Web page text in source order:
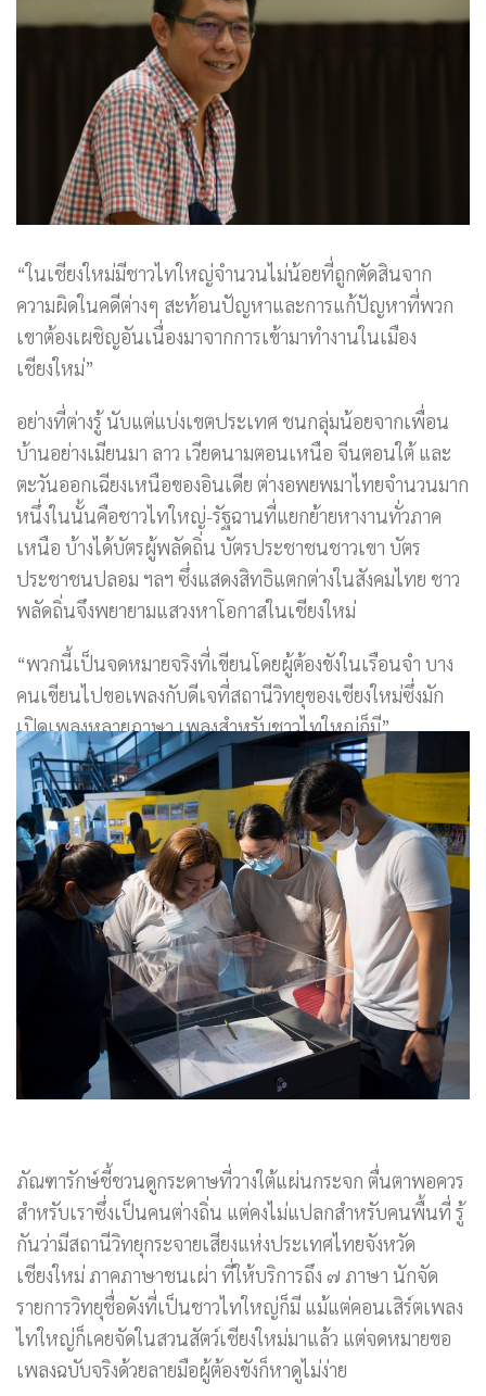
“ในเชียงใหม่มีชาวไทใหญ่จำนวนไม่น้อยที่ถูกตัดสินจาก
ความผิดในคดีต่างๆ สะท้อนปัญหาและการแก้ปัญหาที่พวก
เขาต้องเผชิญอันเนื่องมาจากการเข้ามาทำงานในเมือง
เชียงใหม่”
อย่างที่ต่างรู้ นับแต่แบ่งเขตประเทศ ชนกลุ่มน้อยจากเพื่อน
บ้านอย่างเมียนมา ลาว เวียดนามตอนเหนือ จีนตอนใต้ และ
ตะวันออกเฉียงเหนือของอินเดีย ต่างอพยพมาไทยจำนวนมาก
หนึ่งในนั้นคือชาวไทใหญ่-รัฐฉานที่แยกย้ายหางานทั่วภาค
เหนือ บ้างได้บัตรผู้พลัดถิ่น บัตรประชาชนชาวเขา บัตร
ประชาชนปลอม ฯลฯ ซึ่งแสดงสิทธิแตกต่างในสังคมไทย ชาว
พลัดถิ่นจึงพยายามแสวงหาโอกาสในเชียงใหม่
“พวกนี้เป็นจดหมายจริงที่เขียนโดยผู้ต้องขังในเรือนจำ บาง
คนเขียนไปขอเพลงกับดีเจที่สถานีวิทยุของเชียงใหม่ซึ่งมัก
เปิดเพลงหลายภาษา เพลงสำหรับชาวไทใหญ่ก็มี”
ภัณฑารักษ์ชี้ชวนดูกระดาษที่วางใต้แผ่นกระจก ตื่นตาพอควร
สำหรับเราซึ่งเป็นคนต่างถิ่น แต่คงไม่แปลกสำหรับคนพื้นที่ รู้
กันว่ามีสถานีวิทยุกระจายเสียงแห่งประเทศไทยจังหวัด
เชียงใหม่ ภาคภาษาชนเผ่า ที่ให้บริการถึง ๗ ภาษา นักจัด
รายการวิทยุชื่อดังที่เป็นชาวไทใหญ่ก็มี แม้แต่คอนเสิร์ตเพลง
ไทใหญ่ก็เคยจัดในสวนสัตว์เชียงใหม่มาแล้ว แต่จดหมายขอ
เพลงฉบับจริงด้วยลายมือผู้ต้องขังก็หาดูไม่ง่าย